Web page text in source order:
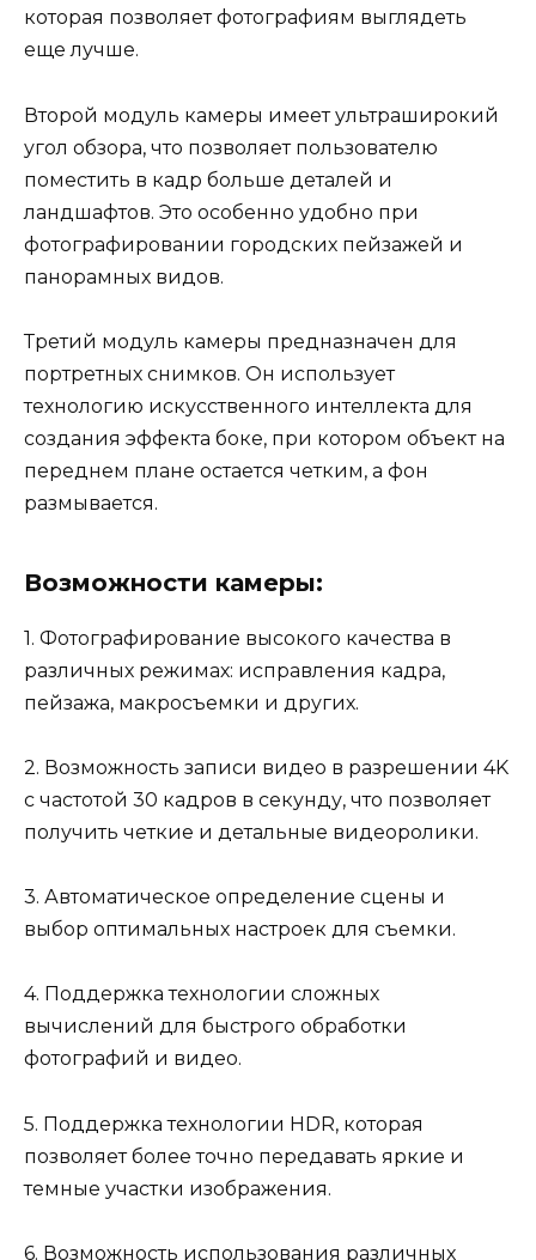
которая позволяет фотографиям выглядеть
еще лучше.
Второй модуль камеры имеет ультраширокий
угол обзора, что позволяет пользователю
поместить в кадр больше деталей и
ландшафтов. Это особенно удобно при
фотографировании городских пейзажей и
панорамных видов.
Третий модуль камеры предназначен для
портретных снимков. Он использует
технологию искусственного интеллекта для
создания эффекта боке, при котором объект на
переднем плане остается четким, а фон
размывается.
Возможности камеры:
1. Фотографирование высокого качества в
различных режимах: исправления кадра,
пейзажа, макросъемки и других.
2. Возможность записи видео в разрешении 4K
с частотой 30 кадров в секунду, что позволяет
получить четкие и детальные видеоролики.
3. Автоматическое определение сцены и
выбор оптимальных настроек для съемки.
4. Поддержка технологии сложных
вычислений для быстрого обработки
фотографий и видео.
5. Поддержка технологии HDR, которая
позволяет более точно передавать яркие и
темные участки изображения.
6. Возможность использования различных